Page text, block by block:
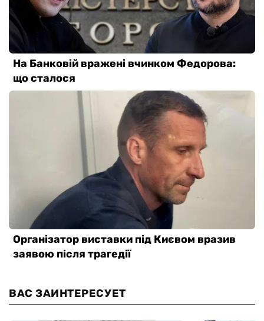
ВАС ЗАИНТЕРЕСУЕТ